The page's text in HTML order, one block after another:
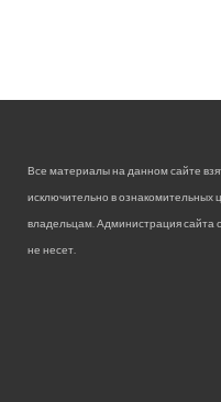
Все материалы на данном сайте
исключительно в
владельцам. Администрация сайта
не несет.